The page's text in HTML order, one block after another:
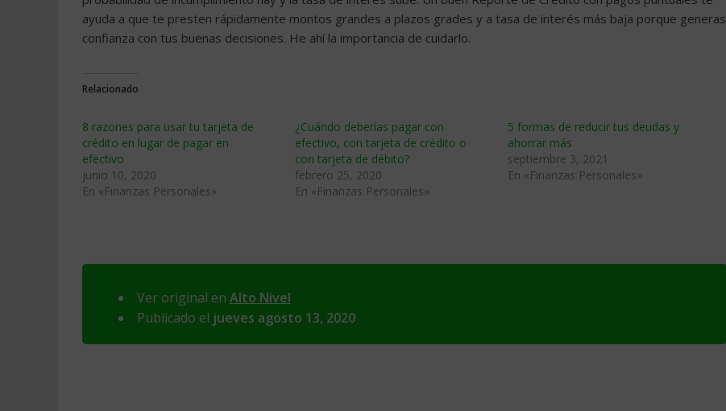
ayuda a que te presten rápidamente montos grandes a plazos grades y a tasa de interés más baja porque generas
confianza con tus buenas decisiones. He ahí la importancia de cuidarlo.
Relacionado
8 razones para usar tu tarjeta de
crédito en lugar de pagar en
efectivo
junio 10, 2020
En «Finanzas Personales»
¿Cuándo deberías pagar con
efectivo, con tarjeta de crédito o
con tarjeta de débito?
febrero 25, 2020
En «Finanzas Personales»
5 formas de reducir tus deudas y
ahorrar más
septiembre 3, 2021
En «Finanzas Personales»
Ver original en Alto Nivel
Publicado el jueves agosto 13, 2020